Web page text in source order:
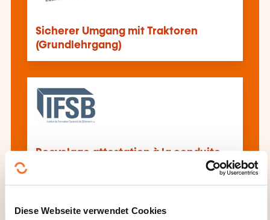
Diese Webseite verwendet Cookies
Sicherer Umgang mit Traktoren
(Grundlehrgang)
Recyclage attestation à la conduite
Alle Weiterbildungen anzeigen